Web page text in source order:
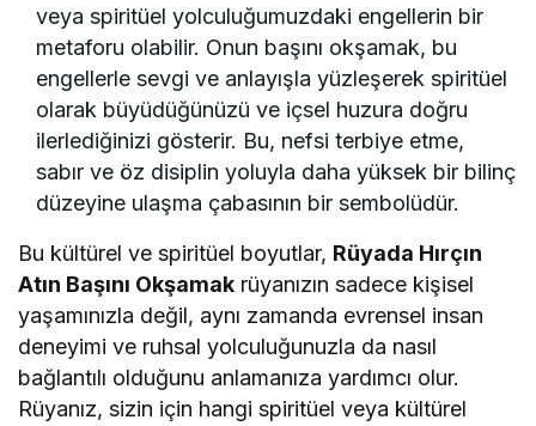
veya spiritüel yolculuğumuzdaki engellerin bir
metaforu olabilir. Onun başını okşamak, bu
engellerle sevgi ve anlayışla yüzleşerek spiritüel
olarak büyüdüğünüzü ve içsel huzura doğru
ilerlediğinizi gösterir. Bu, nefsi terbiye etme,
sabır ve öz disiplin yoluyla daha yüksek bir bilinç
düzeyine ulaşma çabasının bir sembolüdür.
Bu kültürel ve spiritüel boyutlar, Rüyada Hırçın
Atın Başını Okşamak rüyanızın sadece kişisel
yaşamınızla değil, aynı zamanda evrensel insan
deneyimi ve ruhsal yolculuğunuzla da nasıl
bağlantılı olduğunu anlamanıza yardımcı olur.
Rüyanız, sizin için hangi spiritüel veya kültürel